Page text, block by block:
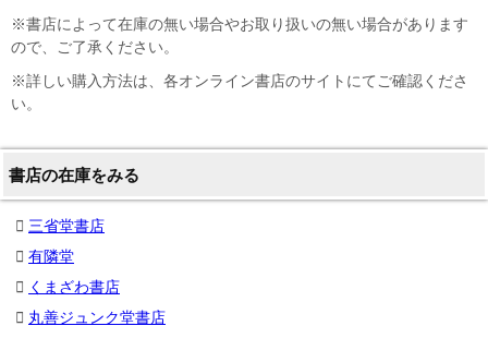
※書店によって在庫の無い場合やお取り扱いの無い場合があります
ので、ご了承ください。
※詳しい購入方法は、各オンライン書店のサイトにてご確認くださ
い。
書店の在庫をみる
三省堂書店
有隣堂
くまざわ書店
丸善ジュンク堂書店